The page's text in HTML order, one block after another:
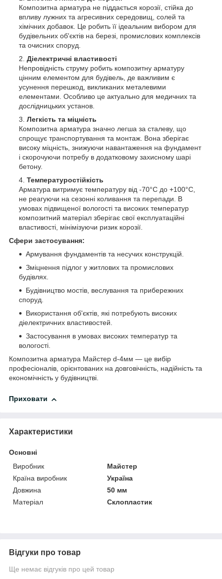
Композитна арматура не піддається корозії, стійка до
впливу лужних та агресивних середовищ, солей та
хімічних добавок. Це робить її ідеальним вибором для
будівельних об'єктів на березі, промислових комплексів
та очисних споруд.
Діелектричні властивості
Непровідність струму робить композитну арматуру
цінним елементом для будівель, де важливим є
усунення перешкод, викликаних металевими
елементами. Особливо це актуально для медичних та
дослідницьких установ.
Легкість та міцність
Композитна арматура значно легша за сталеву, що
спрощує транспортування та монтаж. Вона зберігає
високу міцність, знижуючи навантаження на фундамент
і скорочуючи потребу в додатковому захисному шарі
бетону.
Температуростійкість
Арматура витримує температуру від -70°C до +100°C,
не реагуючи на сезонні коливання та перепади. В
умовах підвищеної вологості та високих температур
композитний матеріал зберігає свої експлуатаційні
властивості, мінімізуючи ризик корозії.
Сфери застосування:
Армування фундаментів та несучих конструкцій.
Зміцнення підлог у житлових та промислових
будівлях.
Будівництво мостів, веслування та прибережних
споруд.
Використання об'єктів, які потребують високих
діелектричних властивостей.
Застосування в умовах високих температур та
вологості.
Композитна арматура Майстер d-4мм — це вибір
професіоналів, орієнтованих на довговічність, надійність та
економічність у будівництві.
Приховати
Характеристики
Основні
Виробник
Майстер
Країна виробник
Україна
Довжина
50 мм
Матеріал
Склопластик
Відгуки про товар
Ще немає відгуків про цей товар